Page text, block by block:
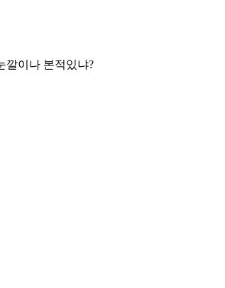
깔이나 본적있냐?